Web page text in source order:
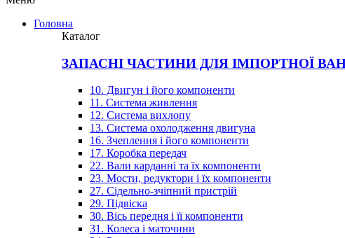
Головна
Каталог
ЗАПАСНІ ЧАСТИНИ ДЛЯ ІМПОРТНОЇ
10. Двигун і його компоненти
11. Система живлення
12. Система вихлопу
13. Система охолодження двигуна
16. Зчеплення і його компоненти
17. Коробка передач
22. Вали карданні та їх компоненти
23. Мости, редуктори і їх компоненти
27. Сідельно-зчіпний пристрій
29. Підвіска
30. Вісь передня і її компоненти
31. Колеса і маточини